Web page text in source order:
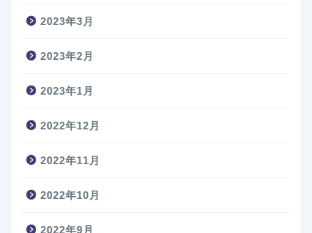
2023年3月
2023年2月
2023年1月
2022年12月
2022年11月
2022年10月
2022年9月